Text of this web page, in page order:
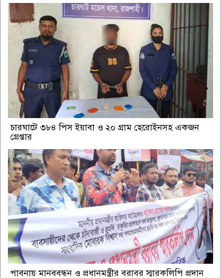
চারঘাটে ৩৮৪ পিস ইয়াবা ও ২০ গ্রাম হেরোইনসহ একজন
গ্রেপ্তার
পাবনায় মানববন্ধন ও প্রধানমন্ত্রীর বরাবর স্মারকলিপি প্রদান